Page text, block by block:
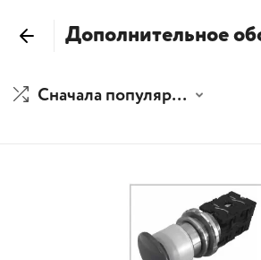
Дополнительное
Сначала популярные